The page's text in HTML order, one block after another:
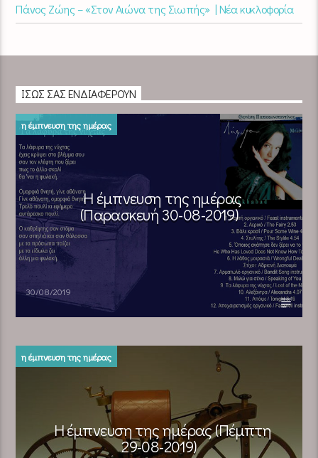
Πάνος Ζώης – «Στον Αιώνα της Σιωπής» | Νέα κυκλοφορία
ΊΣΩΣ ΣΑΣ ΕΝΔΙΑΦΈΡΟΥΝ
η έμπνευση της ημέρας
Η έμπνευση της ημέρας
(Παρασκευή 30-08-2019)
30/08/2019
η έμπνευση της ημέρας
Η έμπνευση της ημέρας (Πέμπτη
29-08-2019)